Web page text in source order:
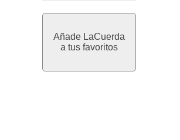
Añade LaCuerda
a tus favoritos